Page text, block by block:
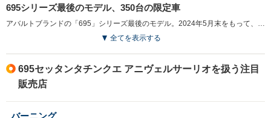
695シリーズ最後のモデル、350台の限定車
アバルトブランドの「695」シリーズ最後のモデル。2024年5月末をもって、日本向け生産が終了になったことで設定された。車名のセッタンタチンクエとは、「75」のことであり、アバルトブランド設立から75年の歴史に敬意を表したもの。同車の排気量にちなんで、世界限定1368台の生産（うち350台は日本向け）となる。「アバルト695コンペティツィオーネ」のパワートレインをベースに、ブラックのエクステリアおよびゴールドアクセントを加えたMT専用モデルで、大径フローティングディスクブレーキが装備され、ブレーキ性能が向上。ヘッドレスト一体型サベルト製専用スポーツシート、ゴールドの17インチ14スポークアルミ、専用エンブレムなどの特別装備が施された。（2024.7）
全てを表示する
695セッタンタチンクエ アニヴェルサーリオを扱う注目
販売店